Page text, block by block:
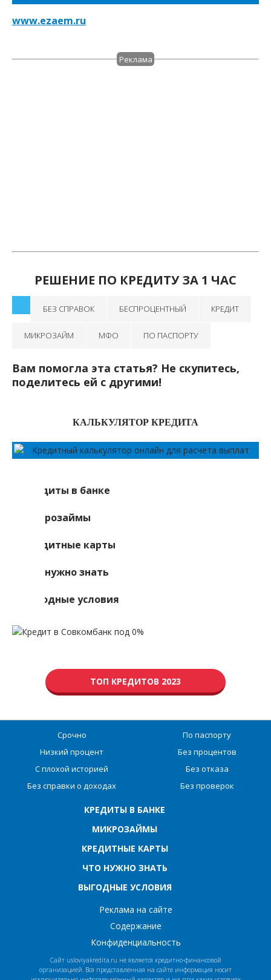
www.ezaem.ru
Реклама
РЕШЕНИЕ ПО КРЕДИТУ ЗА 1 ЧАС
БЕЗ СПРАВОК БЕСПРОЦЕНТНЫЙ КРЕДИТ
МИКРОЗАЙМ МФО ПО ПАСПОРТУ
Вам помогла эта статья? Не скупитесь,
поделитесь ей с другими!
КАЛЬКУЛЯТОР КРЕДИТА
Кредиты в банке
Микрозаймы
Кредитные карты
Что нужно знать
Выгодные условия
ТОП КРЕДИТОВ 2023
Срочно
Низкий процент
С плохой историей
Без справки о доходах
По паспорту
Без процентов
Без отказа
Без проверок
КРЕДИТЫ В БАНКЕ
МИКРОЗАЙМЫ
КРЕДИТНЫЕ КАРТЫ
ЧТО НУЖНО ЗНАТЬ
ВЫГОДНЫЕ УСЛОВИЯ
Реклама на сайте
Содержание
Конфиденциальность
Сайт usloviyakredita.ru не является кредитно-финансовой
организацией. Вся представленная на сайте информация носит